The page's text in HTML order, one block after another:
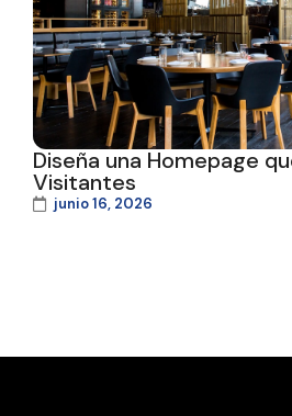
Diseña una Homepage
Visitantes
junio 16, 2026